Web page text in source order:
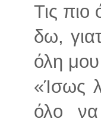
Τις
δω,
όλη
«Ίσως
όλο να